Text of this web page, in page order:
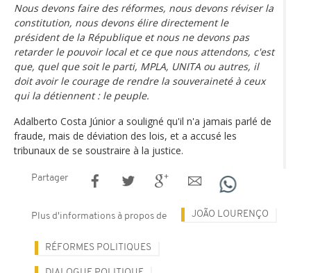
Nous devons faire des réformes, nous devons réviser la
constitution, nous devons élire directement le
président de la République et nous ne devons pas
retarder le pouvoir local et ce que nous attendons, c'est
que, quel que soit le parti, MPLA, UNITA ou autres, il
doit avoir le courage de rendre la souveraineté à ceux
qui la détiennent : le peuple.
Adalberto Costa Júnior a souligné qu'il n'a jamais parlé de
fraude, mais de déviation des lois, et a accusé les
tribunaux de se soustraire à la justice.
Partager
Plus d'informations à propos de JOÃO LOURENÇO
RÉFORMES POLITIQUES